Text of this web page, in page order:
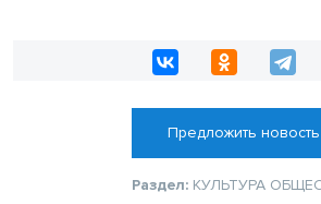
Предложить новость
Раздел: КУЛЬТУРА